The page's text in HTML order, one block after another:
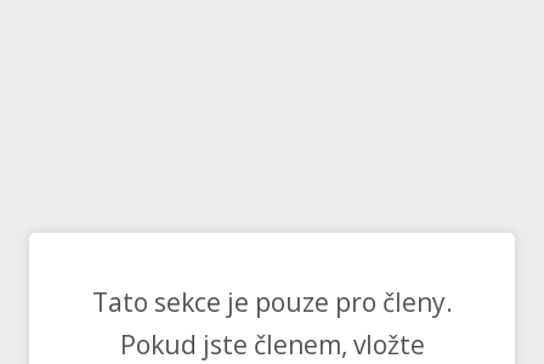
Tato sekce je pouze pro členy.
Pokud jste členem, vložte